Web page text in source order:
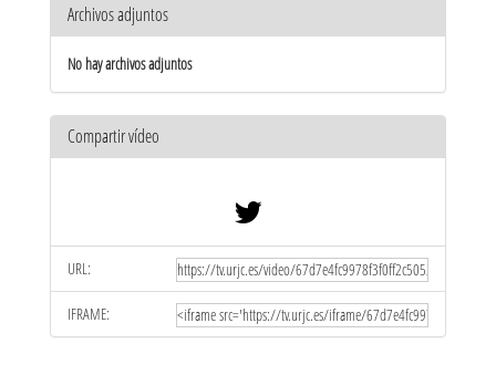
Archivos adjuntos
No hay archivos adjuntos
Compartir vídeo
URL:
IFRAME: